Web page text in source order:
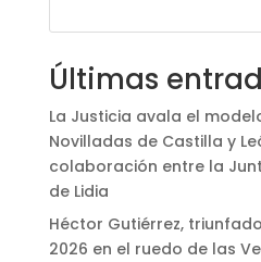
Últimas
La Justicia avala el
Novilladas de Castilla y
colaboración entre la
de Lidia
Héctor Gutiérrez,
2026 en el ruedo de las